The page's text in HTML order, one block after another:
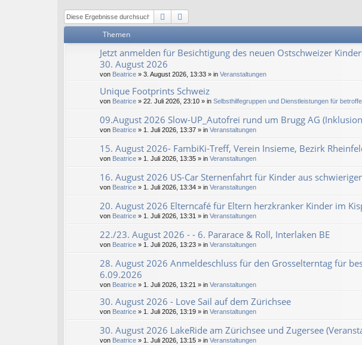
Suche
Themen
Jetzt anmelden für Besichtigung des neuen Ostschweizer
30. August 2026
von Beatrice » 3. August 2026, 13:33 » in Veranstaltungen
Unique Footprints Schweiz
von Beatrice » 22. Juli 2026, 23:10 » in Selbsthilfegruppen und Dienstleistungen für
09.August 2026 Slow-UP_Autofrei rund um Brugg AG
von Beatrice » 1. Juli 2026, 13:37 » in Veranstaltungen
15. August 2026- FambiKi-Treff, Verein Insieme, Bezirk
von Beatrice » 1. Juli 2026, 13:35 » in Veranstaltungen
16. August 2026 US-Car Sternenfahrt für Kinder aus
von Beatrice » 1. Juli 2026, 13:34 » in Veranstaltungen
20. August 2026 Elterncafé für Eltern herzkranker Kinder im
von Beatrice » 1. Juli 2026, 13:31 » in Veranstaltungen
22./23. August 2026 - - 6. Pararace & Roll, Interlaken BE
von Beatrice » 1. Juli 2026, 13:23 » in Veranstaltungen
28. August 2026 Anmeldeschluss für den Grosselterntag für
6.09.2026
von Beatrice » 1. Juli 2026, 13:21 » in Veranstaltungen
30. August 2026 - Love Sail auf dem Zürichsee
von Beatrice » 1. Juli 2026, 13:19 » in Veranstaltungen
30. August 2026 LakeRide am Zürichsee und Zugersee
von Beatrice » 1. Juli 2026, 13:15 » in Veranstaltungen